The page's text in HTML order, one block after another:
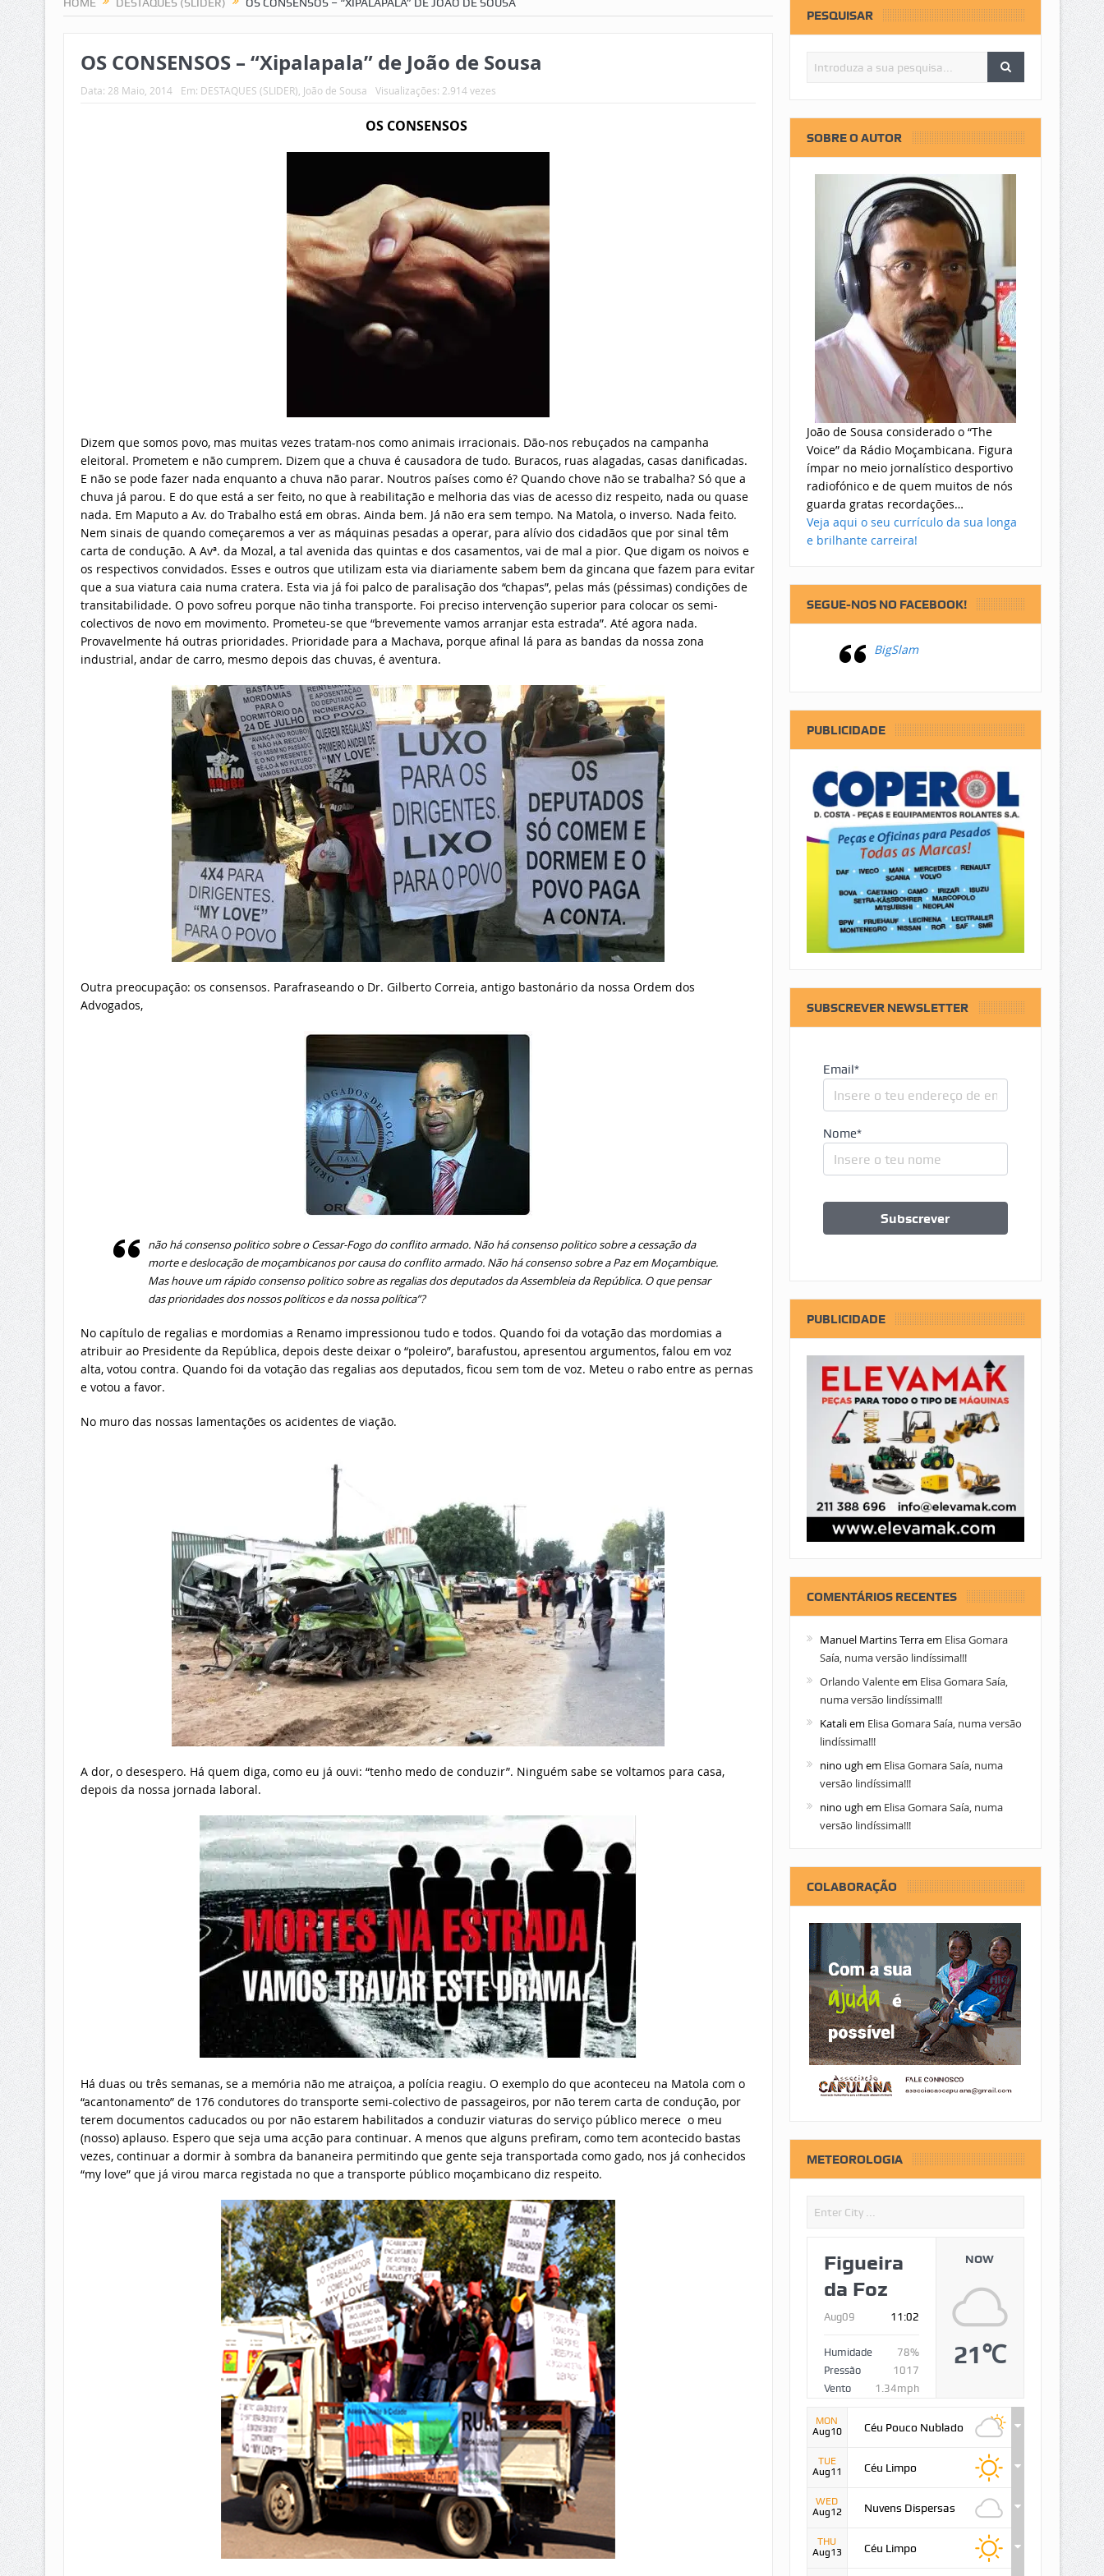
OS CONSENSOS – “Xipalapala” de João de Sousa
Data: 28 Maio, 2014 Em: DESTAQUES (SLIDER) João de Sousa Visualizações: 2.914 vezes
OS CONSENSOS
Dizem que somos povo, mas muitas vezes tratam-nos como animais irracionais. Dão-nos rebuçados na campanha
eleitoral. Prometem e não cumprem. Dizem que a chuva é causadora de tudo. Buracos, ruas alagadas, casas danificadas.
E não se pode fazer nada enquanto a chuva não parar. Noutros países como é? Quando chove não se trabalha? Só que a
chuva já parou. E do que está a ser feito, no que à reabilitação e melhoria das vias de acesso diz respeito, nada ou quase
nada. Em Maputo a Av. do Trabalho está em obras. Ainda bem. Já não era sem tempo. Na Matola, o inverso. Nada feito.
Nem sinais de quando começaremos a ver as máquinas pesadas a operar, para alívio dos cidadãos que por sinal têm
carta de condução. A Avª. da Mozal, a tal avenida das quintas e dos casamentos, vai de mal a pior. Que digam os noivos e
os respectivos convidados. Esses e outros que utilizam esta via diariamente sabem bem da gincana que fazem para evitar
que a sua viatura caia numa cratera. Esta via já foi palco de paralisação dos “chapas”, pelas más (péssimas) condições de
transitabilidade. O povo sofreu porque não tinha transporte. Foi preciso intervenção superior para colocar os semi-
colectivos de novo em movimento. Prometeu-se que “brevemente vamos arranjar esta estrada”. Até agora nada.
Provavelmente há outras prioridades. Prioridade para a Machava, porque afinal lá para as bandas da nossa zona
industrial, andar de carro, mesmo depois das chuvas, é aventura.
Outra preocupação: os consensos. Parafraseando o Dr. Gilberto Correia, antigo bastonário da nossa Ordem dos
Advogados,
não há consenso politico sobre o Cessar-Fogo do conflito armado. Não há consenso politico sobre a cessação da
morte e deslocação de moçambicanos por causa do conflito armado. Não há consenso sobre a Paz em Moçambique.
Mas houve um rápido consenso politico sobre as regalias dos deputados da Assembleia da República. O que pensar
das prioridades dos nossos políticos e da nossa política”?
No capítulo de regalias e mordomias a Renamo impressionou tudo e todos. Quando foi da votação das mordomias a
atribuir ao Presidente da República, depois deste deixar o “poleiro”, barafustou, apresentou argumentos, falou em voz
alta, votou contra. Quando foi da votação das regalias aos deputados, ficou sem tom de voz. Meteu o rabo entre as pernas
e votou a favor.
No muro das nossas lamentações os acidentes de viação.
A dor, o desespero. Há quem diga, como eu já ouvi: “tenho medo de conduzir”. Ninguém sabe se voltamos para casa,
depois da nossa jornada laboral.
Há duas ou três semanas, se a memória não me atraiçoa, a polícia reagiu. O exemplo do que aconteceu na Matola com o
“acantonamento” de 176 condutores do transporte semi-colectivo de passageiros, por não terem carta de condução, por
terem documentos caducados ou por não estarem habilitados a conduzir viaturas do serviço público merece o meu
(nosso) aplauso. Espero que seja uma acção para continuar. A menos que alguns prefiram, como tem acontecido bastas
vezes, continuar a dormir à sombra da bananeira permitindo que gente seja transportada como gado, nos já conhecidos
“my love” que já virou marca registada no que a transporte público moçambicano diz respeito.
PESQUISAR
SOBRE O AUTOR
João de Sousa considerado o “The
Voice” da Rádio Moçambicana. Figura
ímpar no meio jornalístico desportivo
radiofónico e de quem muitos de nós
guarda gratas recordações…
Veja aqui o seu currículo da sua longa
e brilhante carreira!
SEGUE-NOS NO FACEBOOK!
BigSlam
PUBLICIDADE
SUBSCREVER NEWSLETTER
Email*
Nome*
PUBLICIDADE
COMENTÁRIOS RECENTES
Manuel Martins Terraem Elisa Gomara
Saía, numa versão lindíssima!!!
Orlando Valenteem Elisa Gomara Saía,
numa versão lindíssima!!!
Kataliem Elisa Gomara Saía, numa versão
lindíssima!!!
nino ugh em Elisa Gomara Saía, numa
versão lindíssima!!!
nino ugh em Elisa Gomara Saía, numa
versão lindíssima!!!
COLABORAÇÃO
METEOROLOGIA
Figueira
da Foz
Aug09 11:02
Humidade
78%
Pressão
1017
Vento
1.34mph
NOW
21℃
MON
Aug10
Céu Pouco Nublado
TUE
Aug11
Céu Limpo
WED
Aug12
Nuvens Dispersas
THU
Aug13
Céu Limpo